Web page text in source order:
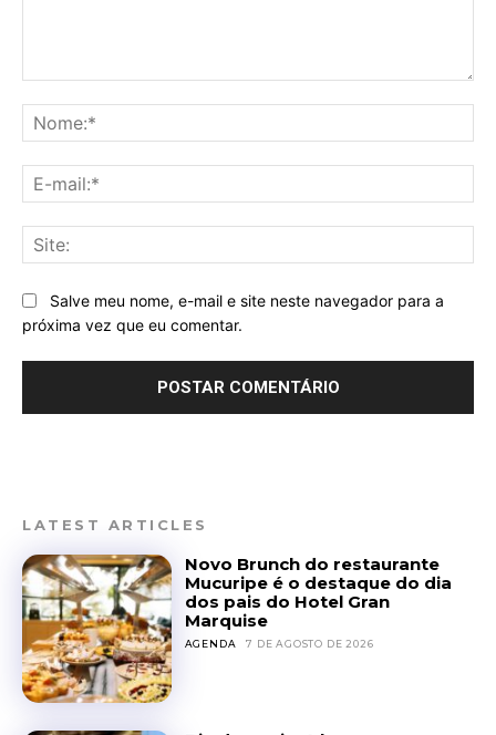
Salve meu nome, e-mail e site neste navegador para a
próxima vez que eu comentar.
LATEST ARTICLES
Novo Brunch do restaurante
Mucuripe é o destaque do dia
dos pais do Hotel Gran
Marquise
AGENDA 7 DE AGOSTO DE 2026